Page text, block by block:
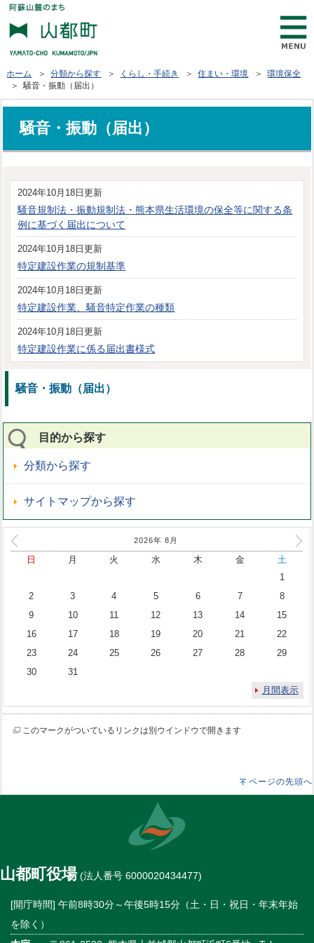
ホーム ＞分類から探す ＞ くらし・手続き ＞住まい・環境 ＞環境保全
＞ 騒音・振動（届出）
騒音・振動（届出）
2024年10月18日更新
騒音規制法・振動規制法・熊本県生活環境の保全等に関する条
例に基づく届出について
2024年10月18日更新
特定建設作業の規制基準
2024年10月18日更新
特定建設作業、騒音特定作業の種類
2024年10月18日更新
特定建設作業に係る届出書様式
騒音・振動（届出）
目的から探す
分類から探す
サイトマップから探す
2026年 8 月
日 月 火 水 木 金
土
1
2
3 4 5 6 7
8
9
10 11 12 13 14
15
16
17 18 19 20 21
22
23
24 25 26 27 28
29
30
31
月間表示
このマークがついているリンクは別ウインドウで開きます
ページの先頭へ
山都町役場(法人番号 6000020434477)
[開庁時間] 午前8時30分～午後5時15分（土・日・祝日・年末年始
を除く）